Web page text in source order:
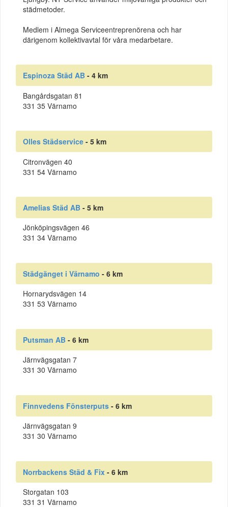
städmetoder.
Medlem i Almega Serviceentreprenörena och har
därigenom kollektivavtal för våra medarbetare.
Espinoza Städ AB - 4 km
Bangårdsgatan 81
331 35 Värnamo
Olles Städservice - 5 km
Citronvägen 40
331 54 Värnamo
Amelias Städ AB - 5 km
Jönköpingsvägen 46
331 34 Värnamo
Städgänget i Värnamo - 6 km
Hornarydsvägen 14
331 53 Värnamo
Putsman AB - 6 km
Järnvägsgatan 7
331 30 Värnamo
Finnvedens Fönsterputs - 6 km
Järnvägsgatan 9
331 30 Värnamo
Norrbackens Städ & Fix - 6 km
Storgatan 103
331 31 Värnamo